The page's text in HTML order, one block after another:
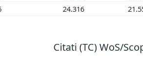
24.316
Citati (TC) WoS/